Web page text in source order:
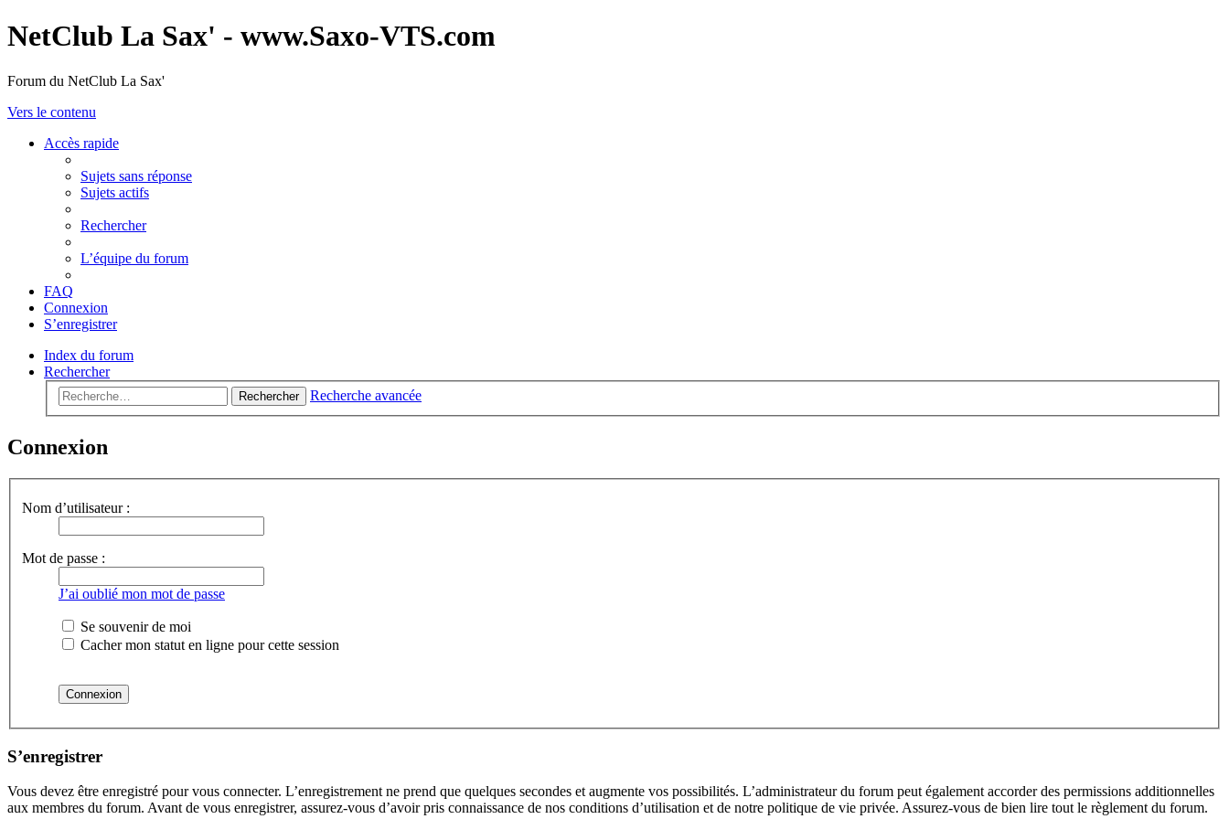
NetClub La Sax' - www.Saxo-VTS.com
Forum du NetClub La Sax'
Vers le contenu
Accès rapide
Sujets sans réponse
Sujets actifs
Rechercher
L’équipe du forum
FAQ
Connexion
S’enregistrer
Index du forum
Rechercher
Rechercher Recherche avancée
Connexion
Nom d’utilisateur :
Mot de passe :
J’ai oublié mon mot de passe
Se souvenir de moi
Cacher mon statut en ligne pour cette session
S’enregistrer
Vous devez être enregistré pour vous connecter. L’enregistrement ne prend que quelques secondes et augmente vos possibilités. L’administrateur du forum peut également accorder des permissions additionnelles
aux membres du forum. Avant de vous enregistrer, assurez-vous d’avoir pris connaissance de nos conditions d’utilisation et de notre politique de vie privée. Assurez-vous de bien lire tout le règlement du forum.